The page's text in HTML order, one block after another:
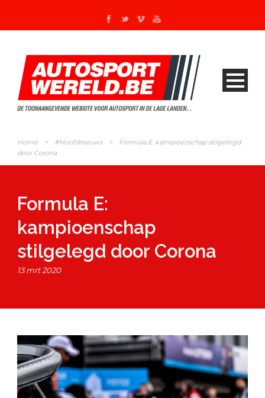
Home > #Hoofdnieuws >
Formula E: kampioenschap stilgelegd
door Corona
Formula E:
kampioenschap
stilgelegd door Corona
13 mrt 2020